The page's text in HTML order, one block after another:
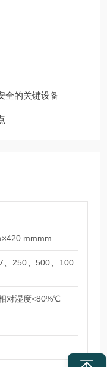
全的关键设备
mmmm
、250、500、100
对湿度<80%℃